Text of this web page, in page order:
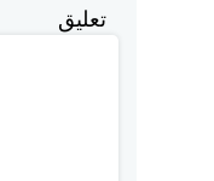
تعليق